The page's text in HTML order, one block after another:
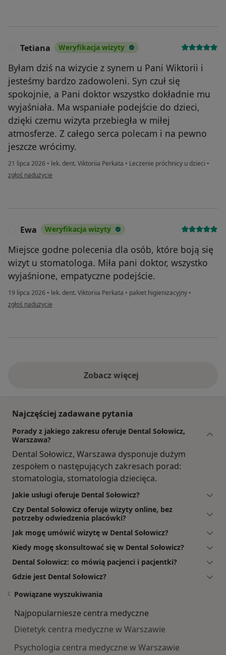
Tetiana Weryfikacja wizyty
Byłam dziś na wizycie z synem u Pani Wiktorii i
jesteśmy bardzo zadowoleni. Syn czuł się
spokojnie, a Pani doktor wszystko dokładnie mu
wyjaśniała. Ma wspaniałe podejście do dzieci,
dzięki czemu wizyta przebiegła w miłej
atmosferze. Z całego serca polecam i na pewno
jeszcze wrócimy.
21 lipca 2026 • lek. dent. Viktoriia Perkata • Leczenie próchnicy u dzieci •
w opinii użytkownika Tetiana
zgłoś nadużycie
Ewa Weryfikacja wizyty
Miejsce godne polecenia dla osób, które boją się
wizyt u stomatologa. Miła pani doktor, wszystko
wyjaśnione, empatyczne podejście.
19 lipca 2026 • lek. dent. Viktoriia Perkata • pakiet higienizacyjny •
w opinii użytkownika Ewa
zgłoś nadużycie
Zobacz więcej
Najczęściej zadawane pytania
Porady z jakiego zakresu oferuje Dental Sołowicz,
Warszawa?
Dental Sołowicz, Warszawa dysponuje dużym
zespołem o następujących zakresach porad:
stomatologia, stomatologia dziecięca.
Jakie usługi oferuje Dental Sołowicz?
Czy Dental Sołowicz oferuje wizyty online, bez
potrzeby odwiedzenia placówki?
Jak mogę umówić wizytę w Dental Sołowicz?
Kiedy mogę skonsultować się w Dental Sołowicz?
Dental Sołowicz: co mówią pacjenci i pacjentki?
Gdzie jest Dental Sołowicz?
Powiązane wyszukiwania
Najpopularniesze centra medyczne
Dietetyk centra medyczne w Warszawie
Psychologia centra medyczne w Warszawie